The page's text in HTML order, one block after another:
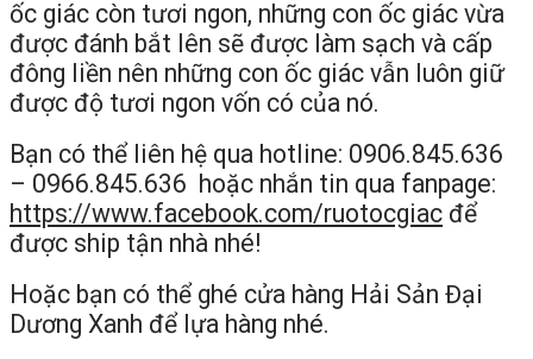
ốc giác còn tươi ngon, những con ốc giác vừa
được đánh bắt lên sẽ được làm sạch và cấp
đông liền nên những con ốc giác vẫn luôn giữ
được độ tươi ngon vốn có của nó.
Bạn có thể liên hệ qua hotline: 0906.845.636
– 0966.845.636 hoặc nhắn tin qua fanpage:
https://www.facebook.com/ruotocgiac để
được ship tận nhà nhé!
Hoặc bạn có thể ghé cửa hàng Hải Sản Đại
Dương Xanh để lựa hàng nhé.